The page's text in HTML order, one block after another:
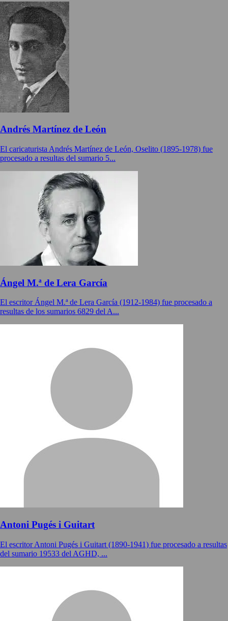
Andrés Martínez de León
El caricaturista Andrés Martínez de León, Oselito (1895-1978) fue
procesado a resultas del sumario 5...
Ángel M.ª de Lera García
El escritor Ángel M.ª de Lera García (1912-1984) fue procesado a
resultas de los sumarios 6829 del A...
Antoni Pugés i Guitart
El escritor Antoni Pugés i Guitart (1890-1941) fue procesado a resultas
del sumario 19533 del AGHD, ...